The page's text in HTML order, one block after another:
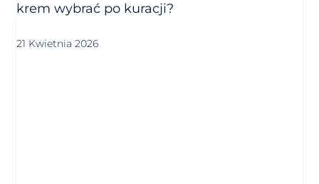
krem wybrać po kuracji?
21 Kwietnia 2026